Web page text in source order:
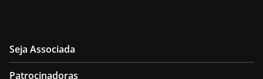
Seja Associada
Patrocinadoras